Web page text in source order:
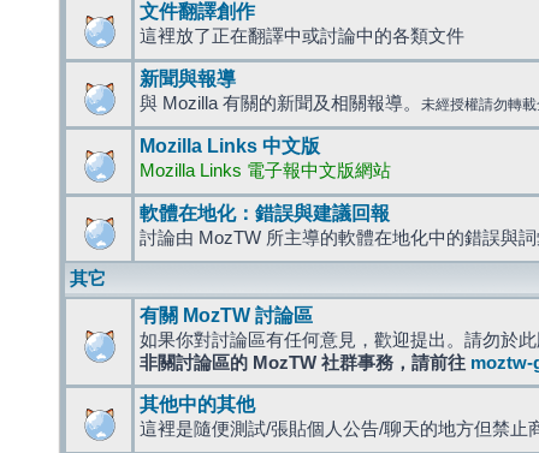
文件翻譯創作
這裡放了正在翻譯中或討論中的各類文件
新聞與報導
與 Mozilla 有關的新聞及相關報導。 未經授權請勿轉
Mozilla Links 中文版
Mozilla Links 電子報中文版網站
軟體在地化：錯誤與建議回報
討論由 MozTW 所主導的軟體在地化中的錯誤與
其它
有關 MozTW 討論區
如果你對討論區有任何意見，歡迎提出。請勿於
非關討論區的 MozTW 社群事務，請前往 moztw-
其他中的其他
這裡是隨便測試/張貼個人公告/聊天的地方但禁止